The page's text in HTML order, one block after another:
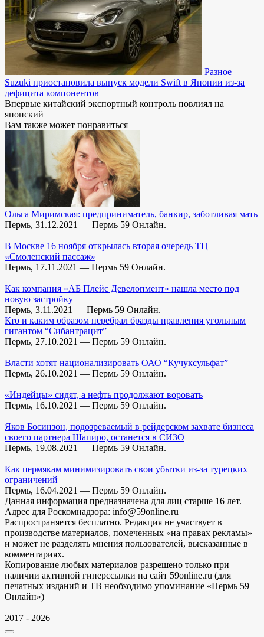
Разное
Suzuki приостановила выпуск модели Swift в Японии из-за
дефицита компонентов
Впервые китайский экспортный контроль повлиял на
японский
Вам также может понравиться
Ольга Миримская: предприниматель, банкир, заботливая мать
Пермь, 31.12.2021 — Пермь 59 Онлайн.
В Москве 16 ноября открылась вторая очередь ТЦ
«Смоленский пассаж»
Пермь, 17.11.2021 — Пермь 59 Онлайн.
Как компания «АБ Плейс Девелопмент» нашла место под
новую застройку
Пермь, 3.11.2021 — Пермь 59 Онлайн.
Кто и каким образом перебрал бразды правления угольным
гигантом “Сибантрацит”
Пермь, 27.10.2021 — Пермь 59 Онлайн.
Власти хотят национализировать ОАО “Кучуксульфат”
Пермь, 26.10.2021 — Пермь 59 Онлайн.
«Индейцы» сидят, а нефть продолжают воровать
Пермь, 16.10.2021 — Пермь 59 Онлайн.
Яков Босинзон, подозреваемый в рейдерском захвате бизнеса
своего партнера Шапиро, останется в СИЗО
Пермь, 19.08.2021 — Пермь 59 Онлайн.
Как пермякам минимизировать свои убытки из-за турецких
ограничений
Пермь, 16.04.2021 — Пермь 59 Онлайн.
Данная информация предназначена для лиц старше 16 лет.
Адрес для Роскомнадзора: info@59online.ru
Распространяется бесплатно. Редакция не участвует в
производстве материалов, помеченных «на правах рекламы»
и может не разделять мнения пользователей, высказанные в
комментариях.
Копирование любых материалов разрешено только при
наличии активной гиперссылки на сайт 59online.ru (для
печатных изданий и ТВ необходимо упоминание «Пермь 59
Онлайн»)
2017 - 2026